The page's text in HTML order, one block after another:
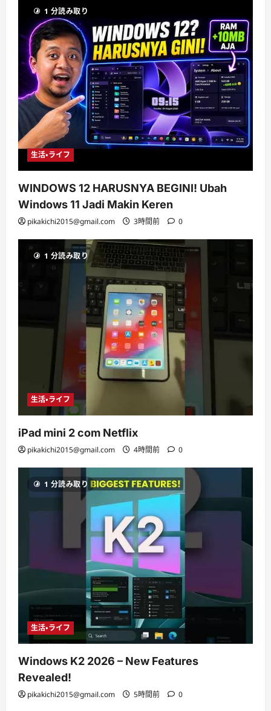
1 分読み取り
生活・ライフ
WINDOWS 12 HARUSNYA BEGINI! Ubah
Windows 11 Jadi Makin Keren
pikakichi2015@gmail.com 3時間前 0
1 分読み取り
生活・ライフ
iPad mini 2 com Netflix
pikakichi2015@gmail.com 4時間前 0
1 分読み取り
生活・ライフ
Windows K2 2026 – New Features
Revealed!
pikakichi2015@gmail.com 5時間前 0